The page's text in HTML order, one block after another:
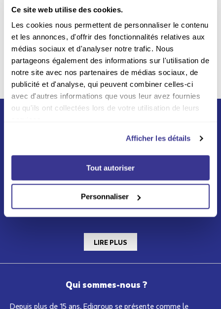
Ce site web utilise des cookies.
Les cookies nous permettent de personnaliser le contenu
et les annonces, d'offrir des fonctionnalités relatives aux
médias sociaux et d'analyser notre trafic. Nous
partageons également des informations sur l'utilisation de
notre site avec nos partenaires de médias sociaux, de
publicité et d'analyse, qui peuvent combiner celles-ci
avec d'autres informations que vous leur avez fournies
ou qu'ils ont collectées lors de votre utilisation de leurs
Afficher les détails
Tout autoriser
Personnaliser
Livraison incluse
Par la poste sur tout le
territoire belge
Né du partenariat entre La Poste et Swiss Post en
2012, Asendia s'appuie sur un réseau mondial vers
plus de 200 destinations aux quatres coins du
monde
LIRE PLUS
Qui sommes-nous ?
Depuis plus de 15 ans, Edigroup se présente comme le